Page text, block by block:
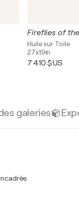
Fireflies of
Huile sur Toile
27x19in
7 410 $US
galeries